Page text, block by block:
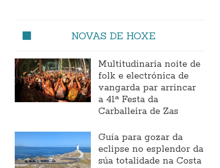
NOVAS DE HOXE
Multitudinaria noite de
folk e electrónica de
vangarda par arrincar
a 41ª Festa da
Carballeira de Zas
Guía para gozar da
eclipse no esplendor da
súa totalidade na Costa